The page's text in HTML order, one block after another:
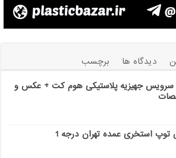
دیدگاه ها
برچسب
سرویس جهیزیه پلاستیکی هوم کت + عکس و
توپ استخری عمده تهران درجه 1